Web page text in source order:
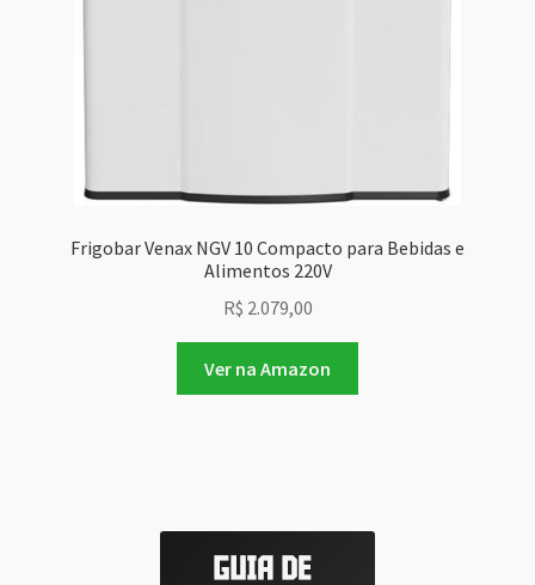
Frigobar Venax NGV 10 Compacto para Bebidas e
Alimentos 220V
R$ 2.079,00
Ver na Amazon